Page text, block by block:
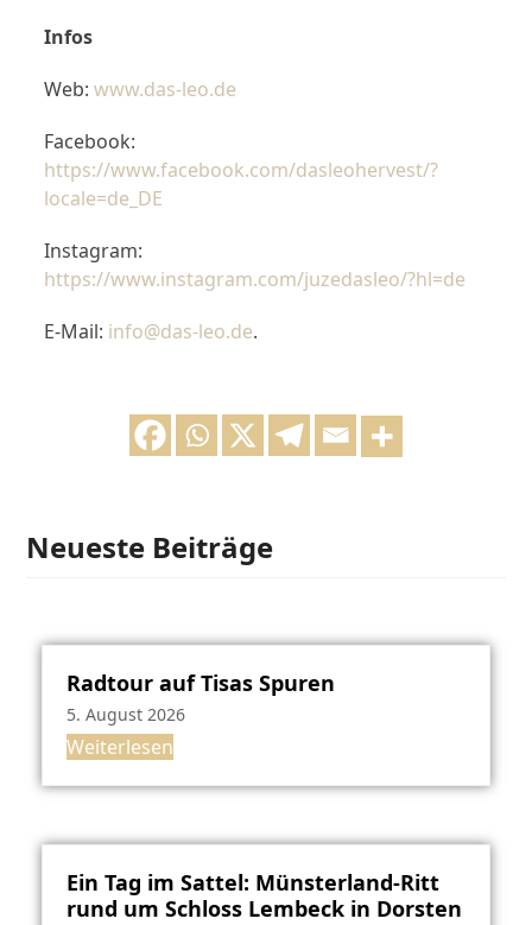
Infos
Web:www.das-leo.de
Facebook:
https://www.facebook.com/dasleohervest/?
locale=de_DE
Instagram:
https://www.instagram.com/juzedasleo/?hl=de
E-Mail: info@das-leo.de.
Neueste Beiträge
Radtour auf Tisas Spuren
5. August 2026
Weiterlesen
Ein Tag im Sattel: Münsterland-Ritt
rund um Schloss Lembeck in Dorsten